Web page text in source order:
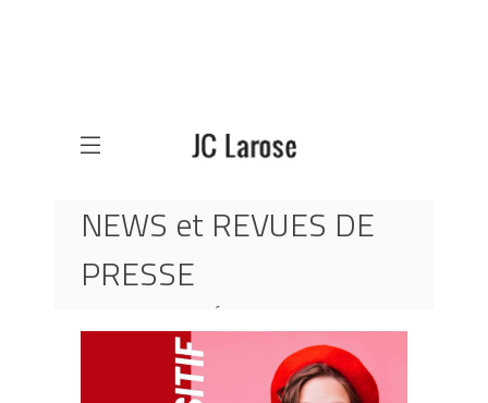
NEWS et REVUES DE
PRESSE
ACTUALITÉS
CARDINAL ET SA VISION DU BÂTIMENT POSITIF